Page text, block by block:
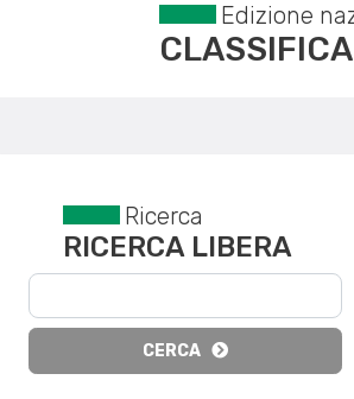
Edizione
CLASSIFICA
Ricerca
RICERCA LIBERA
CERCA